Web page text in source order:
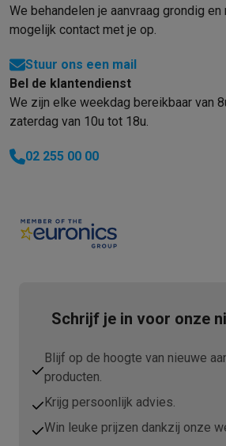
We behandelen je aanvraag grondig
mogelijk contact met je op.
Stuur ons een mail
Bel de klantendienst
We zijn elke weekdag bereikbaar van
zaterdag van 10u tot 18u.
02 255 00 00
Schrijf je in voor onze
Blijf op de hoogte van nieuwe
producten.
Krijg persoonlijk advies.
Win leuke prijzen dankzij onze